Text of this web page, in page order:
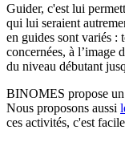
Guider, c'est lui
qui lui seraient
en guides sont variés :
concernées, à l’image
du niveau débutant
BINOMES propose un
Nous proposons aussi
ces activités, c'est